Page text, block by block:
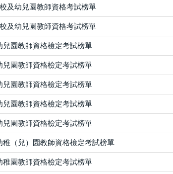
及幼兒園教師資格考試榜單
及幼兒園教師資格考試榜單
兒園教師資格檢定考試榜單
兒園教師資格檢定考試榜單
兒園教師資格檢定考試榜單
兒園教師資格檢定考試榜單
兒園教師資格檢定考試榜單
（兒）園教師資格檢定考試榜單
稚園教師資格檢定考試榜單